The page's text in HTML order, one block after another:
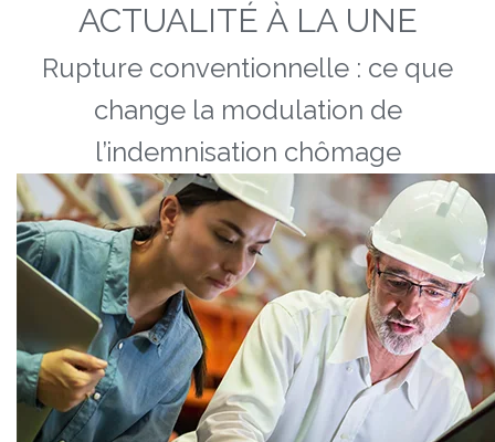
ACTUALITÉ À LA UNE
Rupture conventionnelle : ce que
change la modulation de
l’indemnisation chômage